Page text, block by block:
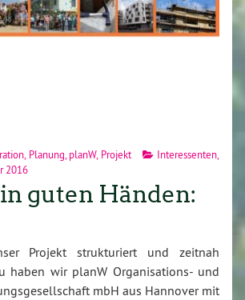
, Planung planW, Projekt Interessenten
2016
guten Händen:
Projekt strukturiert und zeitnah
haben wir planW Organisations- und
mbH aus Hannover mit